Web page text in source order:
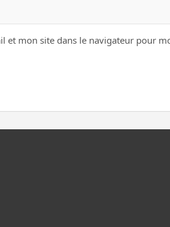
et mon site dans le navigateur pour